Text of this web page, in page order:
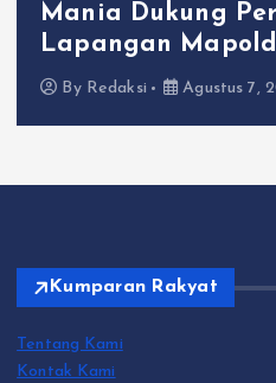
Mania Dukung
Lapangan
By Redaksi Agustus 7,
Kumparan Rakyat
Tentang Kami
Kontak Kami